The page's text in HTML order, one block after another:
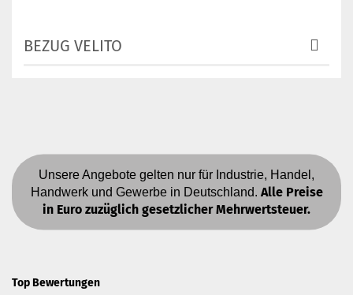
BEZUG VELITO
Unsere Angebote gelten nur für Industrie, Handel,
Handwerk und Gewerbe in Deutschland. Alle Preise
in Euro zuzüglich gesetzlicher Mehrwertsteuer.
Top Bewertungen